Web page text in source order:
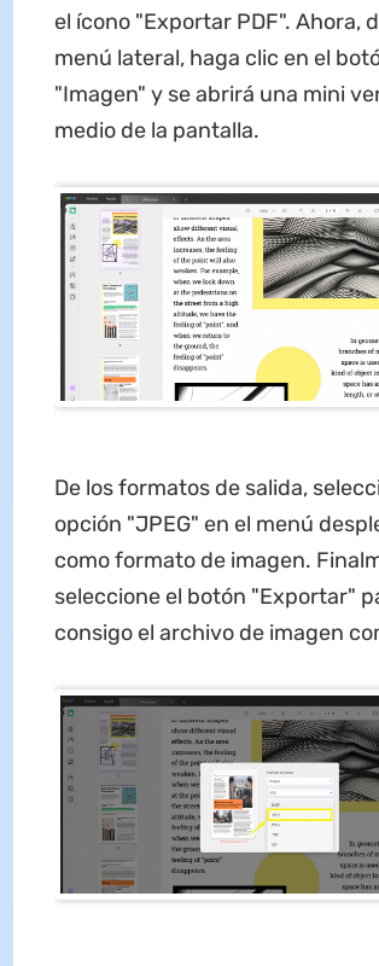
el ícono "Exportar PDF". Ahora,
menú lateral, haga clic en el
"Imagen" y se abrirá una mini
medio de la pantalla.
De los formatos de salida,
opción "JPEG" en el menú
como formato de imagen.
seleccione el botón "Exportar"
consigo el archivo de imagen